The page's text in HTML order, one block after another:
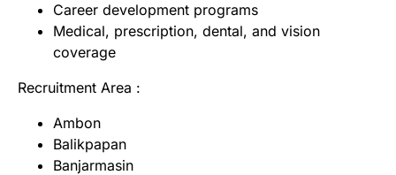
Career development programs
Medical, prescription, dental, and vision
coverage
Recruitment Area :
Ambon
Balikpapan
Banjarmasin